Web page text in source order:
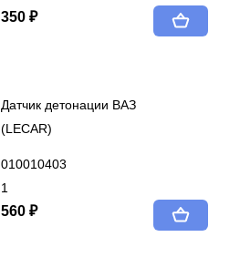
350 ₽
Датчик детонации ВАЗ
(LECAR)
010010403
1
560 ₽